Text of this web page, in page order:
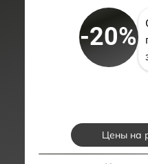
-20%
Цены на